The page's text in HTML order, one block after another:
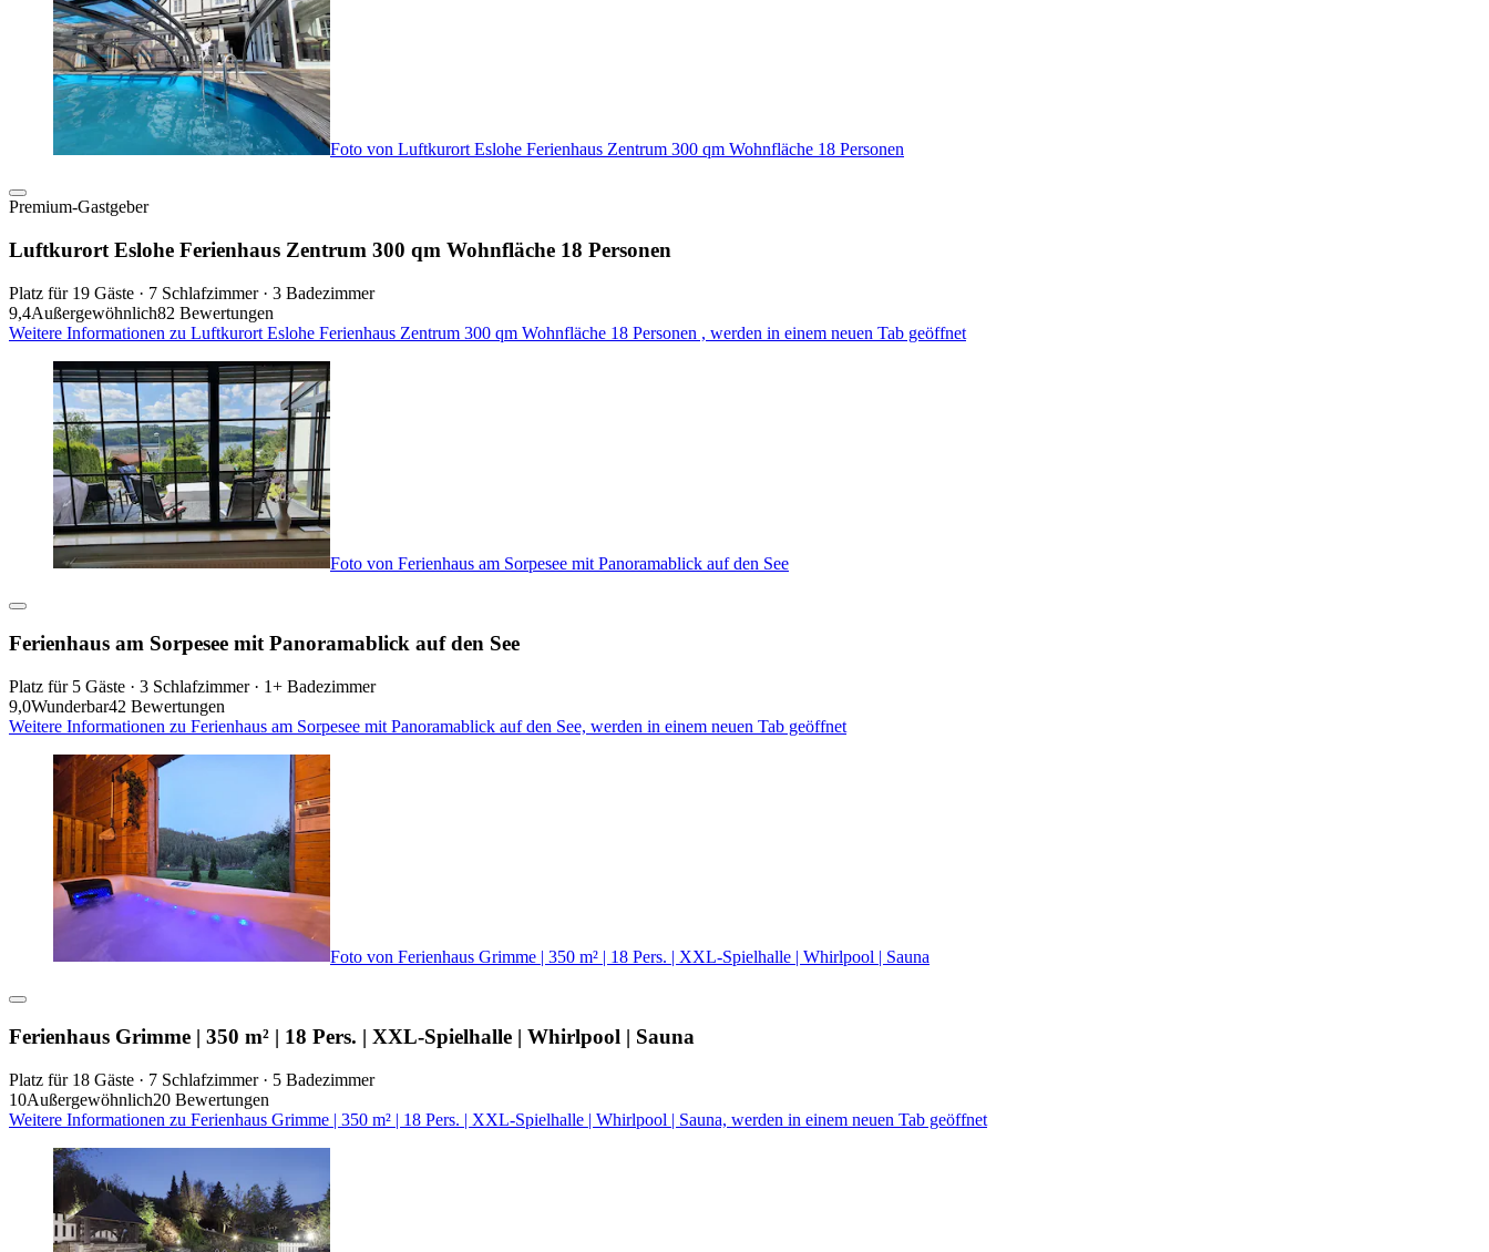
Foto von Luftkurort Eslohe Ferienhaus Zentrum 300 qm Wohnfläche 18 Personen
Premium-Gastgeber
Luftkurort Eslohe Ferienhaus Zentrum 300 qm Wohnfläche 18 Personen
Platz für 19 Gäste · 7 Schlafzimmer · 3 Badezimmer
9,4Außergewöhnlich82 Bewertungen
Weitere Informationen zu Luftkurort Eslohe Ferienhaus Zentrum 300 qm Wohnfläche 18 Personen , werden in einem neuen Tab geöffnet
Foto von Ferienhaus am Sorpesee mit Panoramablick auf den See
Ferienhaus am Sorpesee mit Panoramablick auf den See
Platz für 5 Gäste · 3 Schlafzimmer · 1+ Badezimmer
9,0Wunderbar42 Bewertungen
Weitere Informationen zu Ferienhaus am Sorpesee mit Panoramablick auf den See, werden in einem neuen Tab geöffnet
Foto von Ferienhaus Grimme | 350 m² | 18 Pers. | XXL-Spielhalle | Whirlpool | Sauna
Ferienhaus Grimme | 350 m² | 18 Pers. | XXL-Spielhalle | Whirlpool | Sauna
Platz für 18 Gäste · 7 Schlafzimmer · 5 Badezimmer
10Außergewöhnlich20 Bewertungen
Weitere Informationen zu Ferienhaus Grimme | 350 m² | 18 Pers. | XXL-Spielhalle | Whirlpool | Sauna, werden in einem neuen Tab geöffnet